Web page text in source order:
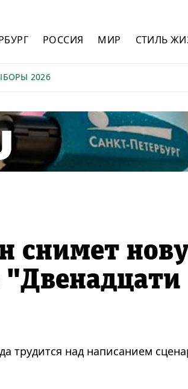
РОССИЯ МИР СТИЛЬ
2026
снимет
трудится над написанием